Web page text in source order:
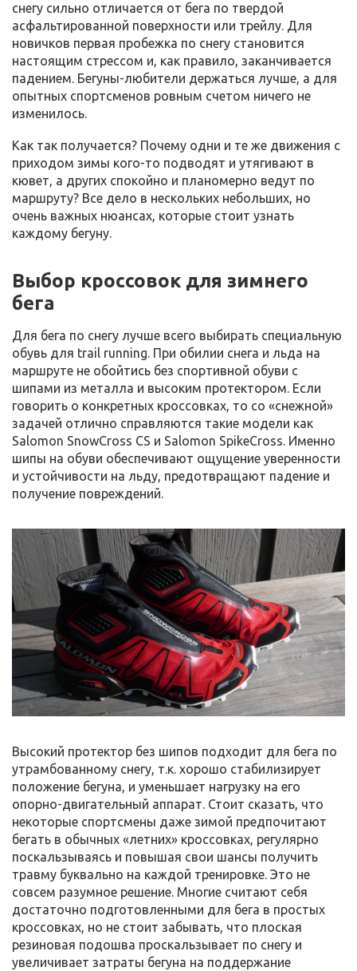
снегу сильно отличается от бега по твердой
асфальтированной поверхности или трейлу. Для
новичков первая пробежка по снегу становится
настоящим стрессом и, как правило, заканчивается
падением. Бегуны-любители держаться лучше, а для
опытных спортсменов ровным счетом ничего не
изменилось.
Как так получается? Почему одни и те же движения с
приходом зимы кого-то подводят и утягивают в
кювет, а других спокойно и планомерно ведут по
маршруту? Все дело в нескольких небольших, но
очень важных нюансах, которые стоит узнать
каждому бегуну.
Выбор кроссовок для зимнего
бега
Для бега по снегу лучше всего выбирать специальную
обувь для trail running. При обилии снега и льда на
маршруте не обойтись без спортивной обуви с
шипами из металла и высоким протектором. Если
говорить о конкретных кроссовках, то со «снежной»
задачей отлично справляются такие модели как
Salomon SnowCross CS и Salomon SpikeCross. Именно
шипы на обуви обеспечивают ощущение уверенности
и устойчивости на льду, предотвращают падение и
получение повреждений.
Высокий протектор без шипов подходит для бега по
утрамбованному снегу, т.к. хорошо стабилизирует
положение бегуна, и уменьшает нагрузку на его
опорно-двигательный аппарат. Стоит сказать, что
некоторые спортсмены даже зимой предпочитают
бегать в обычных «летних» кроссовках, регулярно
поскальзываясь и повышая свои шансы получить
травму буквально на каждой тренировке. Это не
совсем разумное решение. Многие считают себя
достаточно подготовленными для бега в простых
кроссовках, но не стоит забывать, что плоская
резиновая подошва проскальзывает по снегу и
увеличивает затраты бегуна на поддержание